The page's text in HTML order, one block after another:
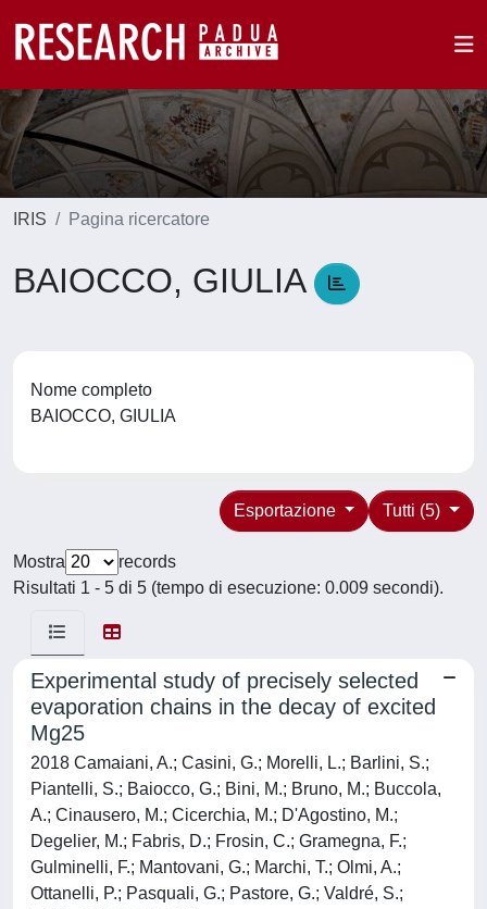
IRIS Pagina ricercatore
BAIOCCO, GIULIA
Nome completo
BAIOCCO, GIULIA
Tutti (5)
Esportazione
Mostra
records
Risultati 1 - 5 di 5 (tempo di esecuzione: 0.009 secondi).
Experimental study of precisely selected
evaporation chains in the decay of excited
Mg25
2018 Camaiani, A.; Casini, G.; Morelli, L.; Barlini, S.;
Piantelli, S.; Baiocco, G.; Bini, M.; Bruno, M.; Buccola,
A.; Cinausero, M.; Cicerchia, M.; D'Agostino, M.;
Degelier, M.; Fabris, D.; Frosin, C.; Gramegna, F.;
Gulminelli, F.; Mantovani, G.; Marchi, T.; Olmi, A.;
Ottanelli, P.; Pasquali, G.; Pastore, G.; Valdré, S.;